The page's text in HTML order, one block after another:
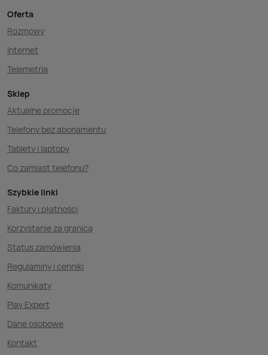
Oferta
Rozmowy
Internet
Telemetria
Sklep
Aktualne promocje
Telefony bez abonamentu
Tablety i laptopy
Co zamiast telefonu?
Szybkie linki
Faktury i płatności
Korzystanie za granicą
Status zamówienia
Regulaminy i cenniki
Komunikaty
Play Expert
Dane osobowe
Kontakt